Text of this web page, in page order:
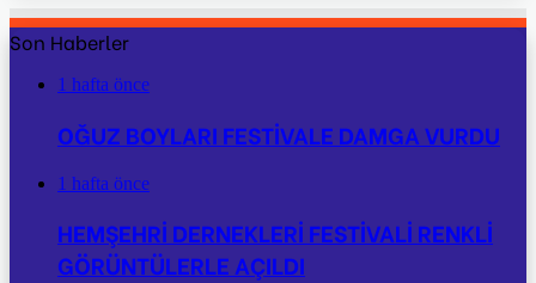
Son Haberler
1 hafta önce
OĞUZ BOYLARI FESTİVALE DAMGA VURDU
1 hafta önce
HEMŞEHRİ DERNEKLERİ FESTİVALİ RENKLİ
GÖRÜNTÜLERLE AÇILDI